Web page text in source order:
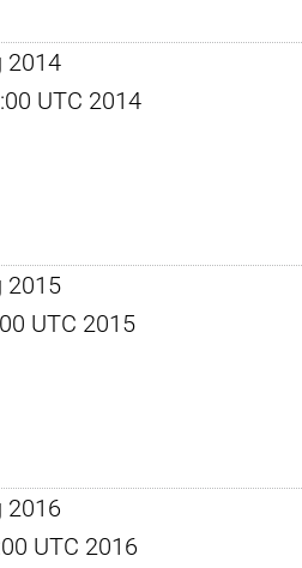
2014
UTC 2014
2015
UTC 2015
2016
UTC 2016